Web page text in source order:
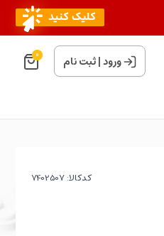
ورود|ثبت نام 0
کدکالا: